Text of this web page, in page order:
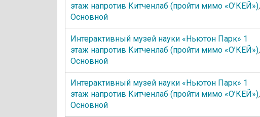
этаж напротив Китченлаб (пройти мимо «О’КЕЙ»),
Основной
Интерактивный музей науки «Ньютон Парк» 1
этаж напротив Китченлаб (пройти мимо «О’КЕЙ»),
Основной
Интерактивный музей науки «Ньютон Парк» 1
этаж напротив Китченлаб (пройти мимо «О’КЕЙ»),
Основной